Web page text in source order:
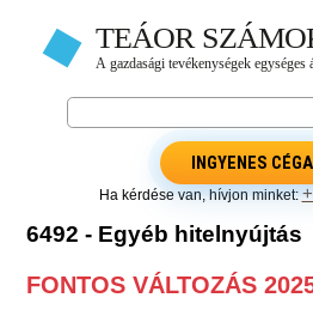
INGYENES
Ha kérdése van, hívjon minket:
6492 - Egyéb hitelnyújtás
FONTOS VÁLTOZÁS